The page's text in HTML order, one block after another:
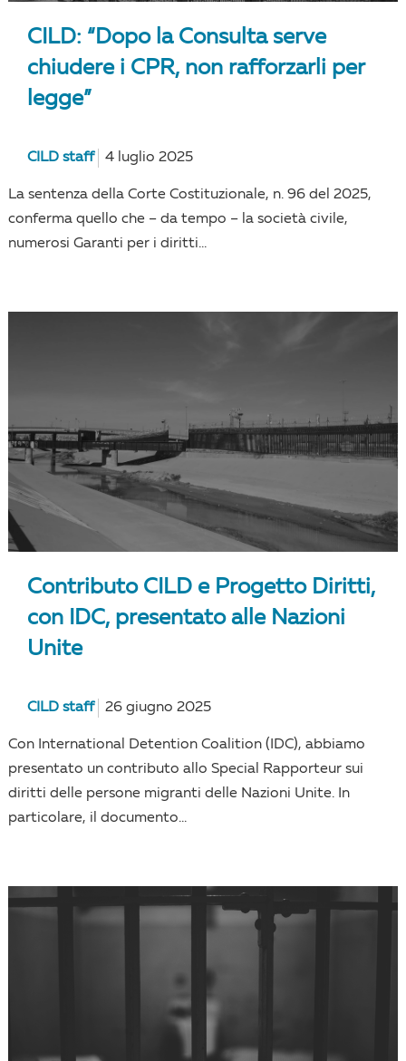
CILD: “Dopo la Consulta serve
chiudere i CPR, non rafforzarli per
legge”
CILD staff 4 luglio 2025
La sentenza della Corte Costituzionale, n. 96 del 2025,
conferma quello che – da tempo – la società civile,
numerosi Garanti per i diritti...
Contributo CILD e Progetto Diritti,
con IDC, presentato alle Nazioni
Unite
CILD staff 26 giugno 2025
Con International Detention Coalition (IDC), abbiamo
presentato un contributo allo Special Rapporteur sui
diritti delle persone migranti delle Nazioni Unite. In
particolare, il documento...